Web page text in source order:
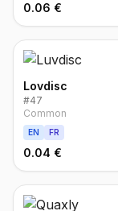
0.06 €
Lovdisc
#47
Common
EN FR
0.04 €